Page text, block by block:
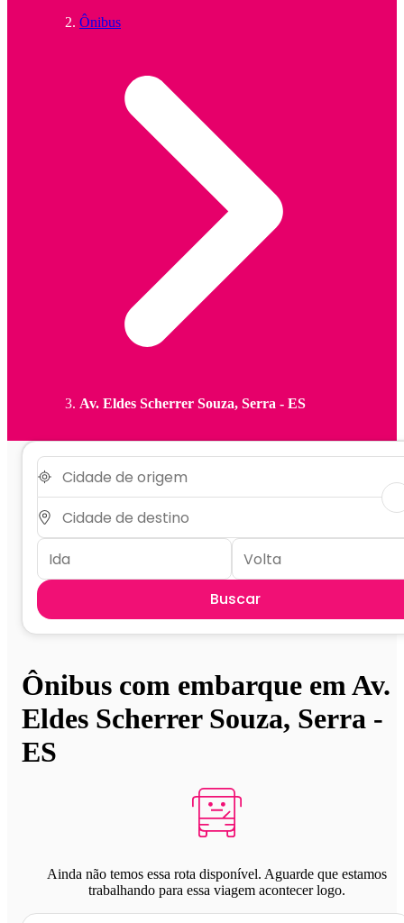
Ônibus
Av. Eldes Scherrer Souza, Serra - ES
Buscar
Ônibus com embarque em Av.
Eldes Scherrer Souza, Serra -
ES
Ainda não temos essa rota disponível. Aguarde que estamos
trabalhando para essa viagem acontecer logo.